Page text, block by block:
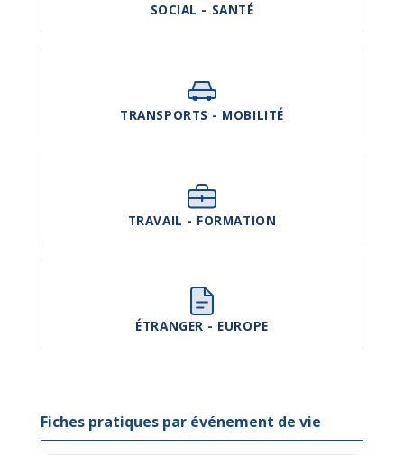
SOCIAL - SANTÉ
TRANSPORTS - MOBILITÉ
TRAVAIL - FORMATION
ÉTRANGER - EUROPE
Fiches pratiques par événement de vie